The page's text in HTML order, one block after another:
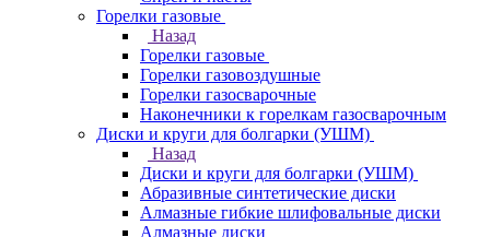
Горелки газовые
Назад
Горелки газовые
Горелки газовоздушные
Горелки газосварочные
Наконечники к горелкам газосварочным
Диски и круги для болгарки (УШМ)
Назад
Диски и круги для болгарки (УШМ)
Абразивные синтетические диски
Алмазные гибкие шлифовальные диски
Алмазные диски